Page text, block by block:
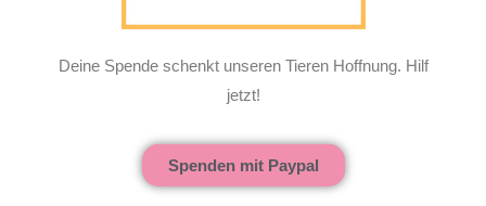
Deine Spende schenkt unseren Tieren Hoffnung. Hilf
jetzt!
Spenden mit Paypal